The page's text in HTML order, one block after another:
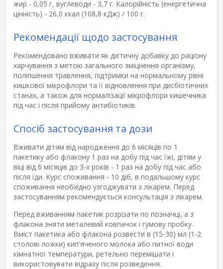
жир - 0,05 г, вуглеводи - 3,7 г. Калорійність (енергетична
цінність) - 26,0 ккал (108,8 кДж) / 100 г.
Рекомендації щодо застосування
Рекомендовано вживати як дієтичну добавку до раціону
харчування з метою загального зміцнення організму,
поліпшення травлення, підтримки на нормальному рівні
кишкової мікрофлори та її відновлення при дисбіотичних
станах, а також для нормалізації мікрофлори кишечника
під час і після прийому антибіотиків.
Спосіб застосування та дози
Вживати дітям від народження до 6 місяців по 1
пакетику або флакону 1 раз на добу під час їжі, дітям у
віці від 6 місяців до 3-х років - 1 раз на добу під час або
після їди. Курс споживання - 10 діб, в подальшому курс
споживання необхідно узгоджувати з лікарем. Перед
застосуванням рекомендується консультація з лікарем.
Перед вживанням пакетик розрізати по позначці, а з
флакона зняти металевий ковпачок і гумову пробку.
Вміст пакетика або флакона розвести в (15-30) мл (1-2
столові ложки) кип'яченого молока або питної води
кімнатної температури, ретельно перемішати і
використовувати відразу після розведення.